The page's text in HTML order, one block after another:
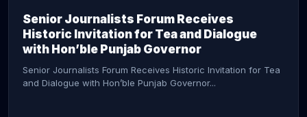
Senior Journalists Forum Receives
Historic Invitation for Tea and Dialogue
with Hon’ble Punjab Governor
Senior Journalists Forum Receives Historic Invitation for Tea
and Dialogue with Hon’ble Punjab Governor...